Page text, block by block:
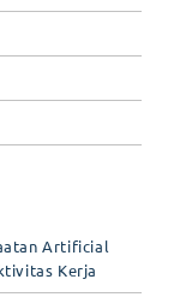
Artificial
Kerja